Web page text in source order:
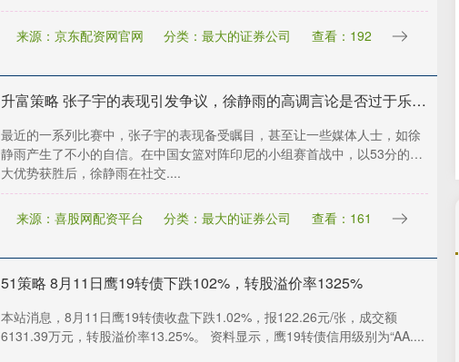
来源：京东配资网官网 分类：最大的证券公司 查看：192
升富策略 张子宇的表现引发争议，徐静雨的高调言论是否过于乐观？_中国女篮_比赛_进攻
最近的一系列比赛中，张子宇的表现备受瞩目，甚至让一些媒体人士，如徐
静雨产生了不小的自信。在中国女篮对阵印尼的小组赛首战中，以53分的巨
大优势获胜后，徐静雨在社交....
来源：喜股网配资平台 分类：最大的证券公司 查看：161
51策略 8月11日鹰19转债下跌102%，转股溢价率1325%
本站消息，8月11日鹰19转债收盘下跌1.02%，报122.26元/张，成交额
6131.39万元，转股溢价率13.25%。 资料显示，鹰19转债信用级别为“AA....